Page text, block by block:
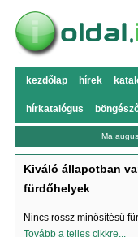
kezdőlap hírek
hírkatalógus
Ma
Kiváló állapotban
fürdőhelyek
Nincs rossz minősítésű
Tovább a teljes cikkre...